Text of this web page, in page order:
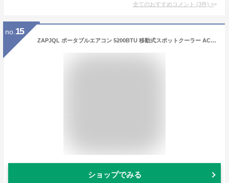
全てのおすすめコメント (3件) >
no. 15
ZAPJQL ポータブルエアコン 5200BTU 移動式スポットクーラー AC100V 50/60Hz対応 強力冷房 除湿 静音 コンパクト設計 遠隔操作可能 双ダクト付き・持続循環冷却 車中泊 キャンプ キャンプ ペット用 工場 コンサート アウトドア キャンピングカーに最適 家庭用 業務用 GTC認証推奨 (IOG-1) (銀)
ショップでみる